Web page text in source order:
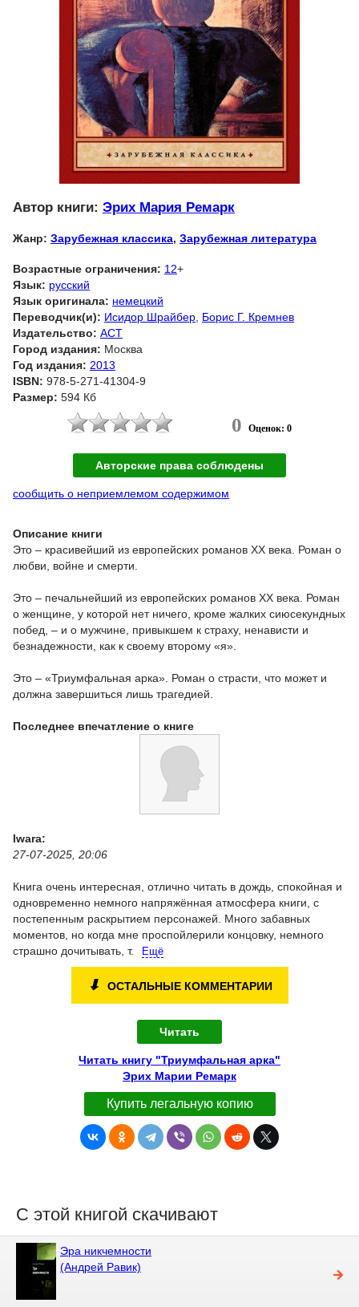
Автор книги: Эрих Мария Ремарк
Жанр: Зарубежная классика, Зарубежная литература
Возрастные ограничения: 12+
Язык: русский
Язык оригинала: немецкий
Переводчик(и): Исидор Шрайбер Борис Г. Кремнев
Издательство: АСТ
Город издания: Москва
Год издания: 2013
ISBN: 978-5-271-41304-9
Размер: 594 Кб
0 Оценок: 0
Авторские права соблюдены
сообщить о неприемлемом содержимом
Описание книги
Это – красивейший из европейских романов ХХ века. Роман о
любви, войне и смерти.
Это – печальнейший из европейских романов ХХ века. Роман
о женщине, у которой нет ничего, кроме жалких сиюсекундных
побед, – и о мужчине, привыкшем к страху, ненависти и
безнадежности, как к своему второму «я».
Это – «Триумфальная арка». Роман о страсти, что может и
должна завершиться лишь трагедией.
Последнее впечатление о книге
Iwara:
27-07-2025, 20:06
Книга очень интересная, отлично читать в дождь, спокойная и
одновременно немного напряжённая атмосфера книги, с
постепенным раскрытием персонажей. Много забавных
моментов, но когда мне проспойлерили концовку, немного
страшно дочитывать, т.
Ещё
⬇ ОСТАЛЬНЫЕ КОММЕНТАРИИ
Читать
Читать книгу "Триумфальная арка"
Эрих Марии Ремарк
Купить легальную копию
С этой книгой скачивают
Эра никчемности
(Андрей Равик)